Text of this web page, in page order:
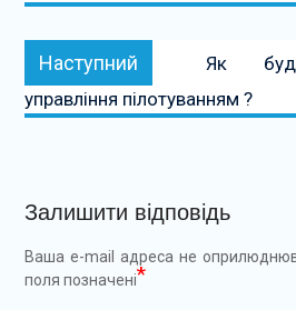
Наступний Наступний:
Як
управління пілотуванням ?
Залишити відповідь
Ваша e-mail адреса не
поля позначені*